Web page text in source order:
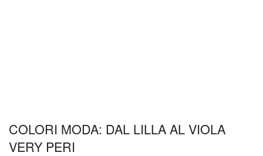
COLORI MODA: DAL LILLA AL VIOLA
VERY PERI